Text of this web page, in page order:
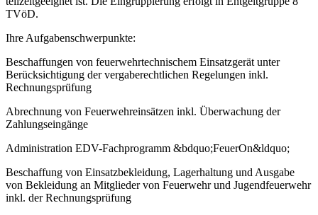
TVöD.
Ihre Aufgabenschwerpunkte:
Beschaffungen von feuerwehrtechnischem Einsatzgerät unter
Berücksichtigung der vergaberechtlichen Regelungen inkl.
Rechnungsprüfung
Abrechnung von Feuerwehreinsätzen inkl. Überwachung der
Zahlungseingänge
Administration EDV-Fachprogramm &bdquo;FeuerOn&ldquo;
Beschaffung von Einsatzbekleidung, Lagerhaltung und Ausgabe
von Bekleidung an Mitglieder von Feuerwehr und Jugendfeuerwehr
inkl. der Rechnungsprüfung